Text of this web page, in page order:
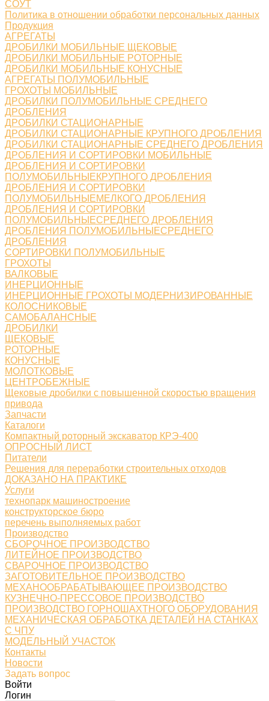
СОУТ
Политика в отношении обработки персональных данных
Продукция
АГРЕГАТЫ
ДРОБИЛКИ МОБИЛЬНЫЕ ЩЕКОВЫЕ
ДРОБИЛКИ МОБИЛЬНЫЕ РОТОРНЫЕ
ДРОБИЛКИ МОБИЛЬНЫЕ КОНУСНЫЕ
АГРЕГАТЫ ПОЛУМОБИЛЬНЫЕ
ГРОХОТЫ МОБИЛЬНЫЕ
ДРОБИЛКИ ПОЛУМОБИЛЬНЫЕ СРЕДНЕГО
ДРОБЛЕНИЯ
ДРОБИЛКИ СТАЦИОНАРНЫЕ
ДРОБИЛКИ СТАЦИОНАРНЫЕ КРУПНОГО ДРОБЛЕНИЯ
ДРОБИЛКИ СТАЦИОНАРНЫЕ СРЕДНЕГО ДРОБЛЕНИЯ
ДРОБЛЕНИЯ И СОРТИРОВКИ МОБИЛЬНЫЕ
ДРОБЛЕНИЯ И СОРТИРОВКИ
ПОЛУМОБИЛЬНЫЕКРУПНОГО ДРОБЛЕНИЯ
ДРОБЛЕНИЯ И СОРТИРОВКИ
ПОЛУМОБИЛЬНЫЕМЕЛКОГО ДРОБЛЕНИЯ
ДРОБЛЕНИЯ И СОРТИРОВКИ
ПОЛУМОБИЛЬНЫЕСРЕДНЕГО ДРОБЛЕНИЯ
ДРОБЛЕНИЯ ПОЛУМОБИЛЬНЫЕСРЕДНЕГО
ДРОБЛЕНИЯ
СОРТИРОВКИ ПОЛУМОБИЛЬНЫЕ
ГРОХОТЫ
ВАЛКОВЫЕ
ИНЕРЦИОННЫЕ
ИНЕРЦИОННЫЕ ГРОХОТЫ МОДЕРНИЗИРОВАННЫЕ
КОЛОСНИКОВЫЕ
САМОБАЛАНСНЫЕ
ДРОБИЛКИ
ЩЕКОВЫЕ
РОТОРНЫЕ
КОНУСНЫЕ
МОЛОТКОВЫЕ
ЦЕНТРОБЕЖНЫЕ
Щековые дробилки с повышенной скоростью вращения
привода
Запчасти
Каталоги
Компактный роторный экскаватор КРЭ-400
ОПРОСНЫЙ ЛИСТ
Питатели
Решения для переработки строительных отходов
ДОКАЗАНО НА ПРАКТИКЕ
Услуги
технопарк машиностроение
конструкторское бюро
перечень выполняемых работ
Производство
СБОРОЧНОЕ ПРОИЗВОДСТВО
ЛИТЕЙНОЕ ПРОИЗВОДСТВО
СВАРОЧНОЕ ПРОИЗВОДСТВО
ЗАГОТОВИТЕЛЬНОЕ ПРОИЗВОДСТВО
МЕХАНООБРАБАТЫВАЮЩЕЕ ПРОИЗВОДСТВО
КУЗНЕЧНО-ПРЕССОВОЕ ПРОИЗВОДСТВО
ПРОИЗВОДСТВО ГОРНОШАХТНОГО ОБОРУДОВАНИЯ
МЕХАНИЧЕСКАЯ ОБРАБОТКА ДЕТАЛЕЙ НА СТАНКАХ
С ЧПУ
МОДЕЛЬНЫЙ УЧАСТОК
Контакты
Новости
Задать вопрос
Войти
Логин